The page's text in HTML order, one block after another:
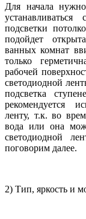
Для начала
подсветки
подойдет
ванных комнат
только
рабочей
светодиодной
подсветка
рекомендуется
ленту, т.к. во
вода или она
светодиодной
поговорим далее.
2) Тип, яркость и